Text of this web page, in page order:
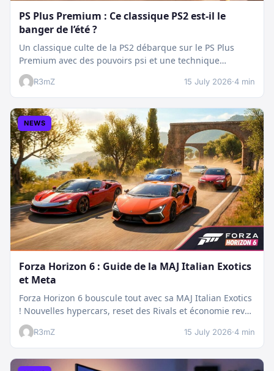
PS Plus Premium : Ce classique PS2 est-il le
banger de l’été ?
Un classique culte de la PS2 débarque sur le PS Plus
Premium avec des pouvoirs psi et une technique
boostée.…
R3mZ 15 July 2026·4 min
NEWS
Forza Horizon 6 : Guide de la MAJ Italian Exotics
et Meta
Forza Horizon 6 bouscule tout avec sa MAJ Italian Exotics
! Nouvelles hypercars, reset des Rivals et économie revue
:…
R3mZ 15 July 2026·4 min